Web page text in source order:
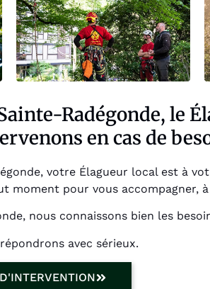
Radégonde, le
en cas de
votre Élagueur local est à
moment pour vous accompagner,
nous connaissons bien les
avec sérieux.